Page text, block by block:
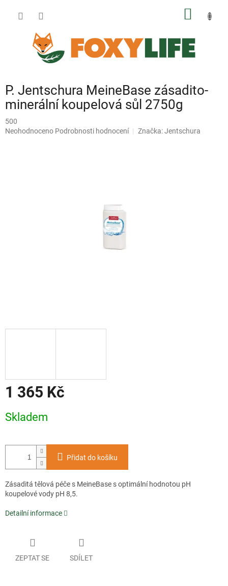
P. Jentschura MeineBase zásadito-
minerální koupelová sůl 2750g
500
Průměrné
Neohodnoceno Podrobnosti hodnocení Značka:Jentschura
1 365 Kč
cena:
Skladem
Přidat do košíku
Zásaditá tělová péče s MeineBase s optimální hodnotou pH
koupelové vody pH 8,5.
Detailní informace
ZEPTAT SE SDÍLET